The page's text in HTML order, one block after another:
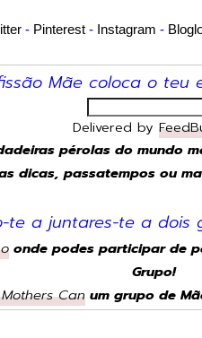
- Pinterest - Instagram -
Mãe coloca o teu
Delivered by
pérolas do mundo
dicas, passatempos ou
te a juntares-te a dois
onde podes participar de
Grupo!
Canum grupo de